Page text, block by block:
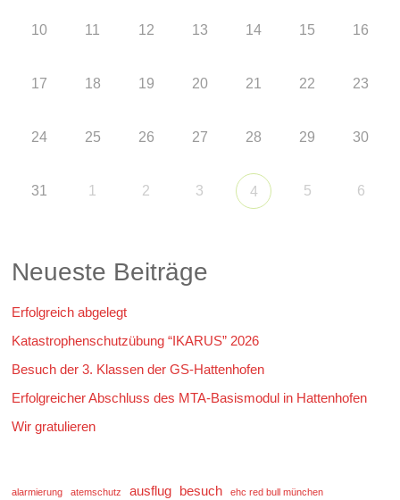
10 11 12 13 14 15 16
17 18 19 20 21 22 23
24 25 26 27 28 29 30
31 1 2 3 4 5 6
Neueste Beiträge
Erfolgreich abgelegt
Katastrophenschutzübung “IKARUS” 2026
Besuch der 3. Klassen der GS-Hattenhofen
Erfolgreicher Abschluss des MTA-Basismodul in Hattenhofen
Wir gratulieren
alarmierung atemschutz ausflug besuch ehc red bull münchen